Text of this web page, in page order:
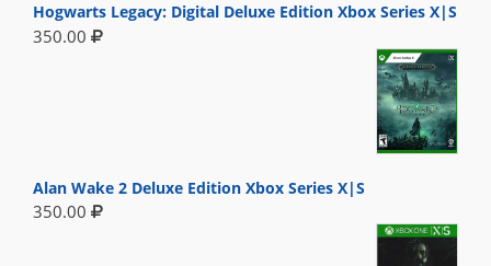
Hogwarts Legacy: Digital Deluxe Edition Xbox Series X|S
350.00
Alan Wake 2 Deluxe Edition Xbox Series X|S
350.00